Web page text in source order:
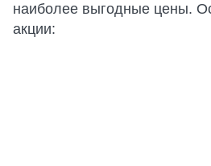
наиболее выгодные цены.
акции: